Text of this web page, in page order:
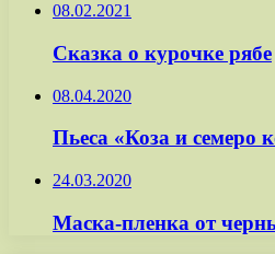
08.02.2021
Сказка о курочке рябе
08.04.2020
Пьеса «Коза и семеро
24.03.2020
Маска-пленка от